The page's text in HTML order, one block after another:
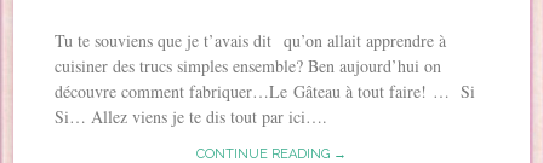
Tu te souviens que je t’avais dit qu’on allait apprendre à
cuisiner des trucs simples ensemble? Ben aujourd’hui on
découvre comment fabriquer…Le Gâteau à tout faire! … Si
Si… Allez viens je te dis tout par ici….
CONTINUE READING →